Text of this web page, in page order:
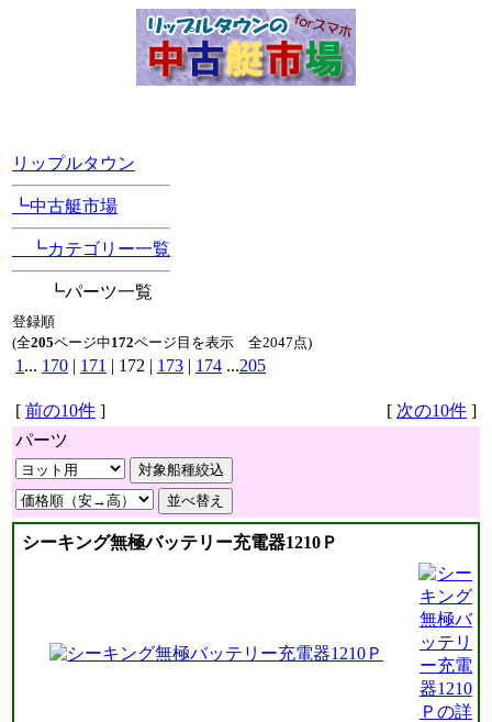
リップルタウン
┗中古艇市場
┗カテゴリー一覧
┗パーツ一覧
登録順
(全205ページ中172ページ目を表示 全2047点)
1 ... 170 | 171 | 172 | 173 | 174 ...205
[ 前の10件 ] [ 次の10件 ]
パーツ
シーキング無極バッテリー充電器1210Ｐ